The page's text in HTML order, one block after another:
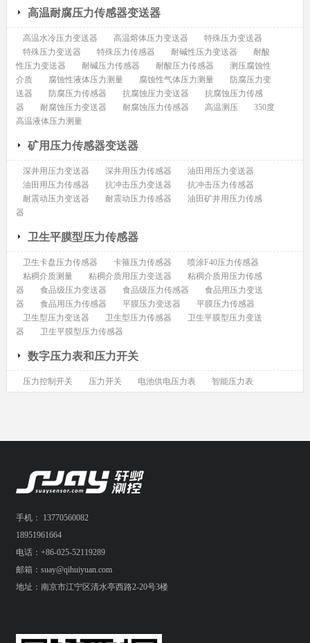
高温耐腐压力传感器变送器
高温水冷压力变送器 高温熔体压力变送器
特殊压力变送器
特殊压力变送器
特殊压力传感器 耐碱性压力变送器
耐酸
性压力变送器
耐碱压力传感器 耐酸压力传感器
测压腐蚀性
介质
腐蚀性液体压力测量 腐蚀性气体压力测量
防腐压力变
送器
防腐压力传感器 抗腐蚀压力变送器
抗腐蚀压力传感
器
耐腐蚀压力变送器 耐腐蚀压力传感器 高温测压
350度
高温液体压力测量
矿用压力传感器变送器
深井用压力变送器 深井用压力传感器
油田用压力变送器
油田用压力传感器
抗冲击压力变送器
抗冲击压力传感器
耐震动压力变送器
耐震动压力传感器
油田矿井用压力传感
器
卫生平膜型压力传感器
卫生卡盘压力传感器 卡箍压力传感器
喷涂F40压力传感器
粘稠介质测量
粘稠介质用压力变送器
粘稠介质用压力传感
器
食品级压力变送器 食品级压力传感器
食品用压力变送
器
食品用压力传感器 平膜压力变送器
平膜压力传感器
卫生型压力变送器
卫生型压力传感器
卫生平膜型压力变送
器
卫生平膜型压力传感器
数字压力表和压力开关
压力控制开关 压力开关 电池供电压力表 智能压力表
手机： 13770560082
18951961664
电话：+86-025-52119289
邮箱：suay@qihuiyuan.com
地址：南京市江宁区清水亭西路2-20号3楼